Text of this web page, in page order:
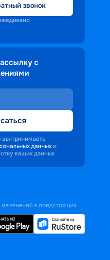
звонок
с
вы принимаете
данных и
ваших данных
в предстоящих